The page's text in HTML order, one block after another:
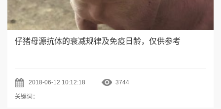
仔猪母源抗体的衰减规律及免疫日龄，仅供参考
2018-06-12 10:12:18 3744
关键词：